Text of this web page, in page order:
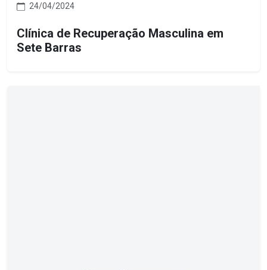
24/04/2024
Clínica de Recuperação Masculina em
Sete Barras